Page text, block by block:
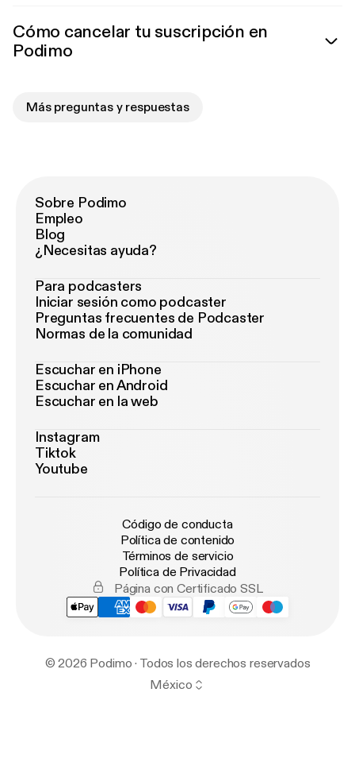
Cómo cancelar tu suscripción en
Podimo
Más preguntas y respuestas
Sobre Podimo
Empleo
Blog
¿Necesitas ayuda?
Para podcasters
Iniciar sesión como podcaster
Preguntas frecuentes de Podcaster
Normas de la comunidad
Escuchar en iPhone
Escuchar en Android
Escuchar en la web
Instagram
Tiktok
Youtube
Código de conducta
Política de contenido
Términos de servicio
Política de Privacidad
Página con Certificado SSL
© 2026 Podimo · Todos los derechos reservados
México